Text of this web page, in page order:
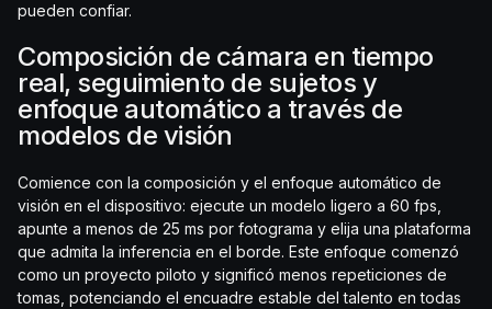
pueden confiar.
Composición de cámara en tiempo
real, seguimiento de sujetos y
enfoque automático a través de
modelos de visión
Comience con la composición y el enfoque automático de
visión en el dispositivo: ejecute un modelo ligero a 60 fps,
apunte a menos de 25 ms por fotograma y elija una plataforma
que admita la inferencia en el borde. Este enfoque comenzó
como un proyecto piloto y significó menos repeticiones de
tomas, potenciando el encuadre estable del talento en todas